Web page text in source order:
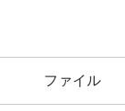
ファイル